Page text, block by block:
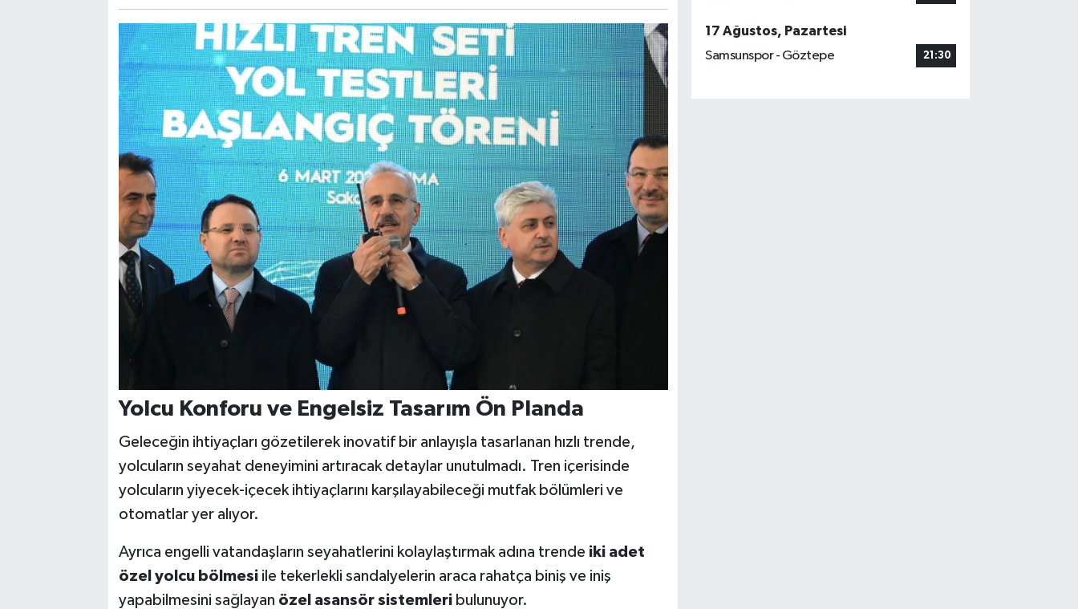
Yolcu Konforu ve Engelsiz Tasarım Ön Planda
Geleceğin ihtiyaçları gözetilerek inovatif bir anlayışla tasarlanan hızlı trende,
yolcuların seyahat deneyimini artıracak detaylar unutulmadı. Tren içerisinde
yolcuların yiyecek-içecek ihtiyaçlarını karşılayabileceği mutfak bölümleri ve
otomatlar yer alıyor.
Ayrıca engelli vatandaşların seyahatlerini kolaylaştırmak adına trende iki adet
özel yolcu bölmesiile tekerlekli sandalyelerin araca rahatça biniş ve iniş
yapabilmesini sağlayan özel asansör sistemleribulunuyor.
17 Ağustos, Pazartesi
Samsunspor - Göztepe
21:30